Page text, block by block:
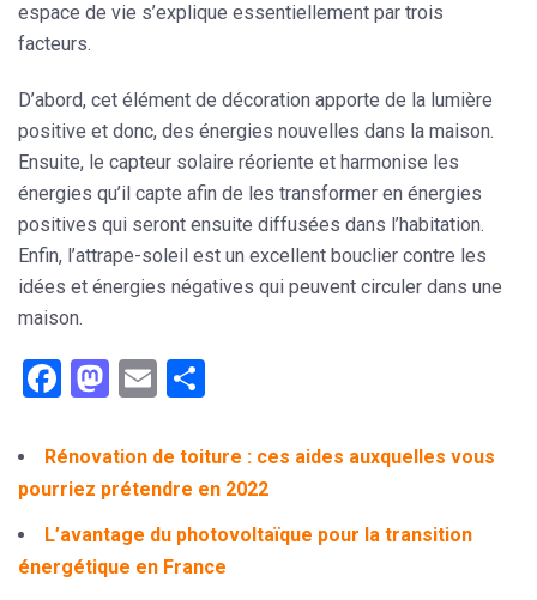
espace de vie s’explique essentiellement par trois
facteurs.
D’abord, cet élément de décoration apporte de la lumière
positive et donc, des énergies nouvelles dans la maison.
Ensuite, le capteur solaire réoriente et harmonise les
énergies qu’il capte afin de les transformer en énergies
positives qui seront ensuite diffusées dans l’habitation.
Enfin, l’attrape-soleil est un excellent bouclier contre les
idées et énergies négatives qui peuvent circuler dans une
maison.
Facebook
Mastodon
Email
Rénovation de toiture : ces aides auxquelles vous
pourriez prétendre en 2022
L’avantage du photovoltaïque pour la transition
énergétique en France